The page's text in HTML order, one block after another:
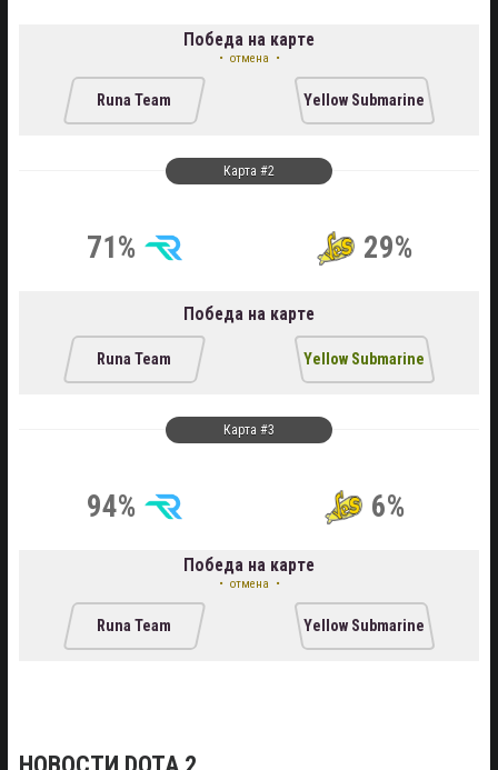
Победа на карте
отмена
Runa Team Yellow Submarine
Карта #2
71% 29%
Победа на карте
Runa Team Yellow Submarine
Карта #3
94% 6%
Победа на карте
отмена
Runa Team Yellow Submarine